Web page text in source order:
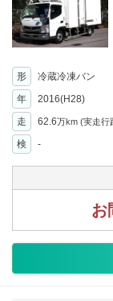
形 冷蔵冷凍バン
年
2016(H28)
走 62.6万km (実走行
検
-
お